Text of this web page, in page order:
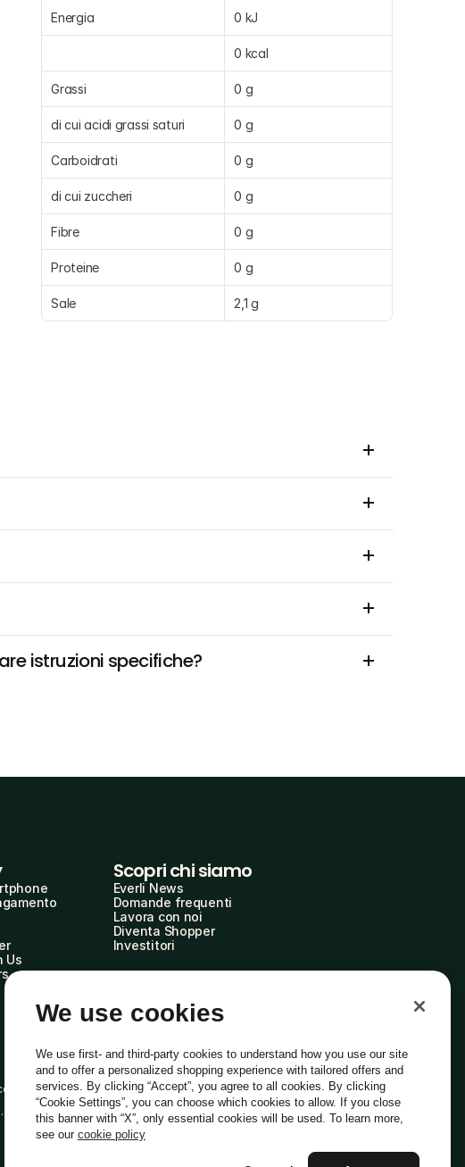
Energia 0 kJ
0 kcal
Grassi 0 g
di cui acidi grassi saturi 0 g
Carboidrati 0 g
di cui zuccheri 0 g
Fibre 0 g
Proteine 0 g
Sale 2,1 g
istruzioni specifiche?
Us
Scopri chi siamo
Everli News
Domande frequenti
Lavora con noi
Diventa Shopper
Investitori
Etico
Italiano
We use cookies
We use first- and third-party cookies to understand how you use our site
and to offer a personalized shopping experience with tailored offers and
services. By clicking “Accept”, you agree to all cookies. By clicking
“Cookie Settings”, you can choose which cookies to allow. If you close
this banner with “X”, only essential cookies will be used. To learn more,
see our cookie policy